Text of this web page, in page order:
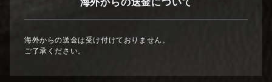
海外からの送金について
海外からの送金は受け付けておりません。
ご了承ください。